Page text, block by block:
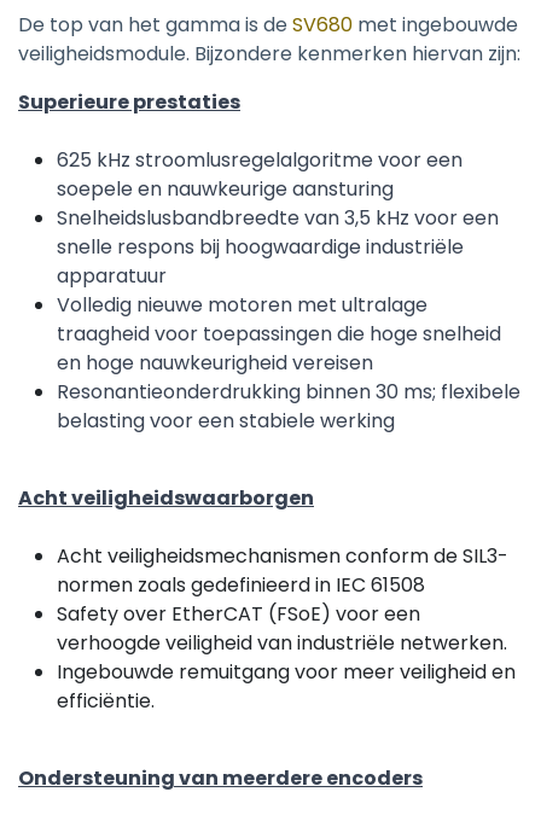
De top van het gamma is de SV680 met ingebouwde
veiligheidsmodule. Bijzondere kenmerken hiervan zijn:
Superieure prestaties
625 kHz stroomlusregelalgoritme voor een
soepele en nauwkeurige aansturing
Snelheidslusbandbreedte van 3,5 kHz voor een
snelle respons bij hoogwaardige industriële
apparatuur
Volledig nieuwe motoren met ultralage
traagheid voor toepassingen die hoge snelheid
en hoge nauwkeurigheid vereisen
Resonantieonderdrukking binnen 30 ms; flexibele
belasting voor een stabiele werking
Acht veiligheidswaarborgen
Acht veiligheidsmechanismen conform de SIL3-
normen zoals gedefinieerd in IEC 61508
Safety over EtherCAT (FSoE) voor een
verhoogde veiligheid van industriële netwerken.
Ingebouwde remuitgang voor meer veiligheid en
efficiëntie.
Ondersteuning van meerdere encoders